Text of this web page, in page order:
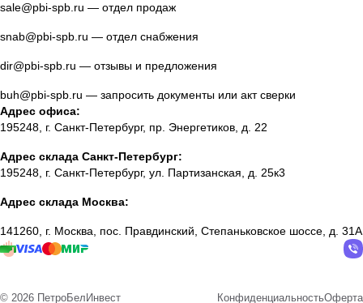
sale@pbi-spb.ru — отдел продаж
snab@pbi-spb.ru — отдел снабжения
dir@pbi-spb.ru — отзывы и предложения
buh@pbi-spb.ru — запросить документы или акт сверки
Адрес офиса:
195248, г. Санкт-Петербург, пр. Энергетиков, д. 22
Адрес склада Санкт-Петербург:
195248, г. Санкт-Петербург, ул. Партизанская, д. 25к3
Адрес склада Москва:
141260, г. Москва, пос. Правдинский, Степаньковское шоссе, д. 31А
© 2026 ПетроБелИнвест КонфиденциальностьОферта